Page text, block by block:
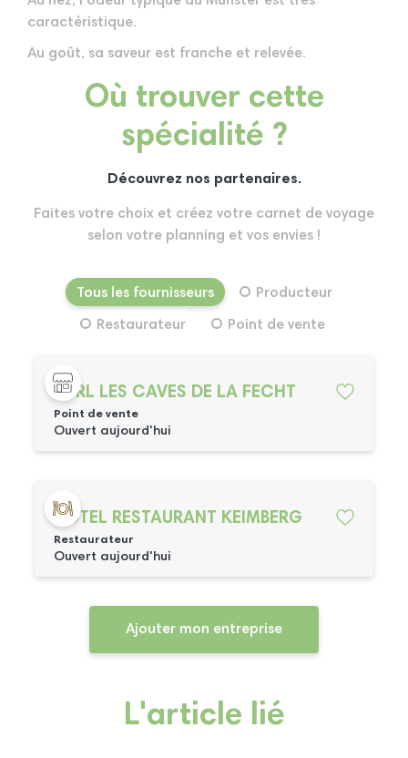
caractéristique.
Au goût, sa saveur est franche et relevée.
Où trouver cette
spécialité ?
Découvrez nos partenaires.
Faites votre choix et créez votre carnet de voyage
selon votre planning et vos envies !
Tous les fournisseurs Producteur
Restaurateur Point de vente
SARL LES CAVES DE LA FECHT
Point de vente
Ouvert aujourd'hui
HOTEL RESTAURANT KEIMBERG
Restaurateur
Ouvert aujourd'hui
Ajouter mon entreprise
L'article lié